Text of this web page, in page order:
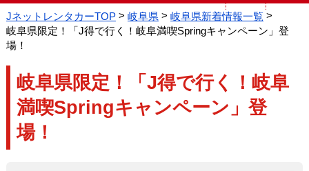
JネットレンタカーTOP 岐阜県
岐阜県新着情報一覧
岐阜県限定！「J得で行く！岐阜満喫Springキャンペーン」登
場！
岐阜県限定！「J得で行く！岐阜
満喫Springキャンペーン」登
場！